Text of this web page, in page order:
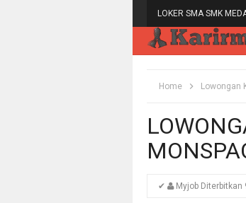
LOKER SMA SMK
Home Lowongan
✔ Myjob Diterbitkan